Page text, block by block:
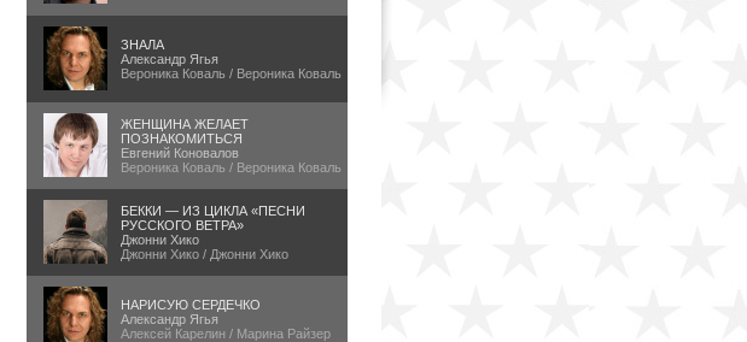
ЗНАЛА
Александр Ягья
Вероника Коваль / Вероника Коваль
ЖЕНЩИНА ЖЕЛАЕТ
ПОЗНАКОМИТЬСЯ
Евгений Коновалов
Вероника Коваль / Вероника Коваль
БЕККИ — ИЗ ЦИКЛА «ПЕСНИ
РУССКОГО ВЕТРА»
Джонни Хико
Джонни Хико / Джонни Хико
НАРИСУЮ СЕРДЕЧКО
Александр Ягья
Алексей Карелин / Марина Райзер